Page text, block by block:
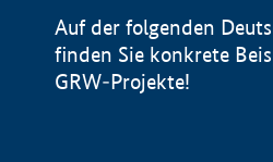
Auf der folgenden
finden Sie konkrete
GRW-Projekte!